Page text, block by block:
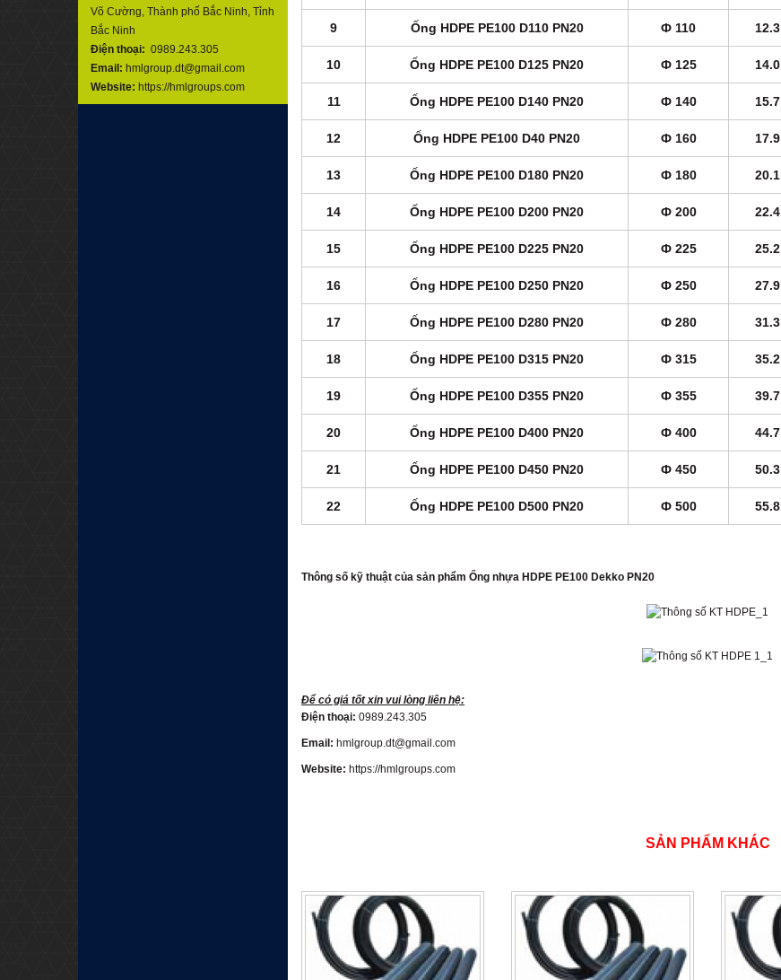
9 Ống HDPE PE100 D110 PN20 Ф 110 12.3
10 Ống HDPE PE100 D125 PN20 Ф 125 14.0
11 Ống HDPE PE100 D140 PN20 Ф 140 15.7
12 Ống HDPE PE100 D40 PN20 Ф 160 17.9
13 Ống HDPE PE100 D180 PN20 Ф 180 20.1
14 Ống HDPE PE100 D200 PN20 Ф 200 22.4
15 Ống HDPE PE100 D225 PN20 Ф 225 25.2
16 Ống HDPE PE100 D250 PN20 Ф 250 27.9
17 Ống HDPE PE100 D280 PN20 Ф 280 31.3
18 Ống HDPE PE100 D315 PN20 Ф 315 35.2
19 Ống HDPE PE100 D355 PN20 Ф 355 39.7
20 Ống HDPE PE100 D400 PN20 Ф 400 44.7
21 Ống HDPE PE100 D450 PN20 Ф 450 50.3
22 Ống HDPE PE100 D500 PN20 Ф 500 55.8
Thông số kỹ thuật của sản phẩm Ống nhựa HDPE PE100 Dekko PN20
Để có giá tốt xin vui lòng liên hệ:
Điện thoại: 0989.243.305
Email: hmlgroup.dt@gmail.com
Website: https://hmlgroups.com
SẢN PHẨM KHÁC
Võ Cường, Thành phố Bắc Ninh, Tỉnh
Bắc Ninh
Điện thoại: 0989.243.305
Email: hmlgroup.dt@gmail.com
Website: https://hmlgroups.com